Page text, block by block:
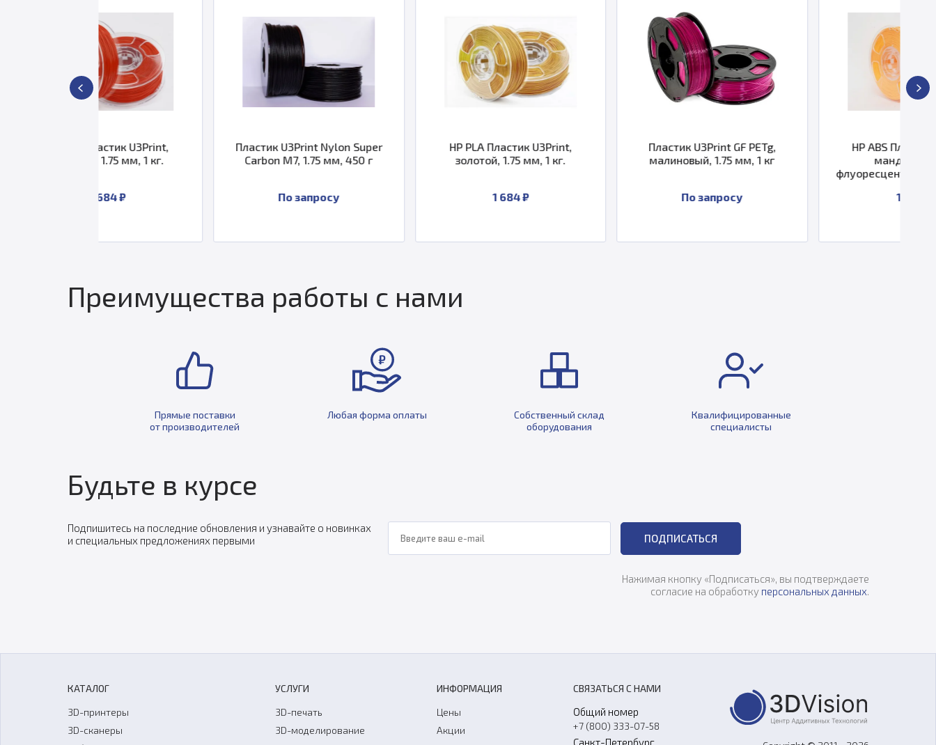
Пластик U3Print Nylon Super
Carbon M7, 1.75 мм, 450 г
HP PLA Пластик U3Print,
золотой, 1.75 мм, 1 кг.
Пластик U3Print GF PETg,
малиновый, 1.75 мм, 1 кг
HP ABS Пластик U3Print,
флуоресцентный, 1.75 мм, 1 кг
Преимущества работы с нами
Прямые поставки
от производителей
Любая форма оплаты
Собственный склад
оборудования
Квалифицированные
специалисты
Будьте в курсе
Подпишитесь на последние обновления и узнавайте о новинках
и специальных предложениях первыми
ПОДПИСАТЬСЯ
Нажимая кнопку «Подписаться», вы подтверждаете
согласие на обработку персональных данных.
КАТАЛОГ
3D-принтеры
3D-сканеры
УСЛУГИ
3D-печать
3D-моделирование
ИНФОРМАЦИЯ
Цены
Акции
СВЯЗАТЬСЯ С НАМИ
Общий номер
+7 (800) 333-07-58
Санкт-Петербург